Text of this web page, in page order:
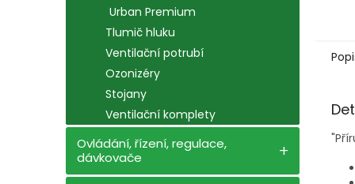
Urban Premium
Tlumič hluku
Ventilační potrubí
Ozonizéry
Stojany
Ventilační komplety
Ovládání, řízení, regulace,
dávkovače